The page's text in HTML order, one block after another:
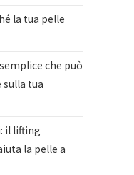
la tua pelle
che può
tua
il lifting
la pelle a